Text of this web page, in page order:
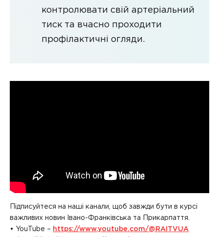
контролювати свій артеріальний
тиск та вчасно проходити
профілактичні огляди.
Підписуйтеся на наші канали, щоб завжди бути в курсі
важливих новин Івано-Франківська та Прикарпаття.
• YouTube – https://www.youtube.com/@RAITVUA